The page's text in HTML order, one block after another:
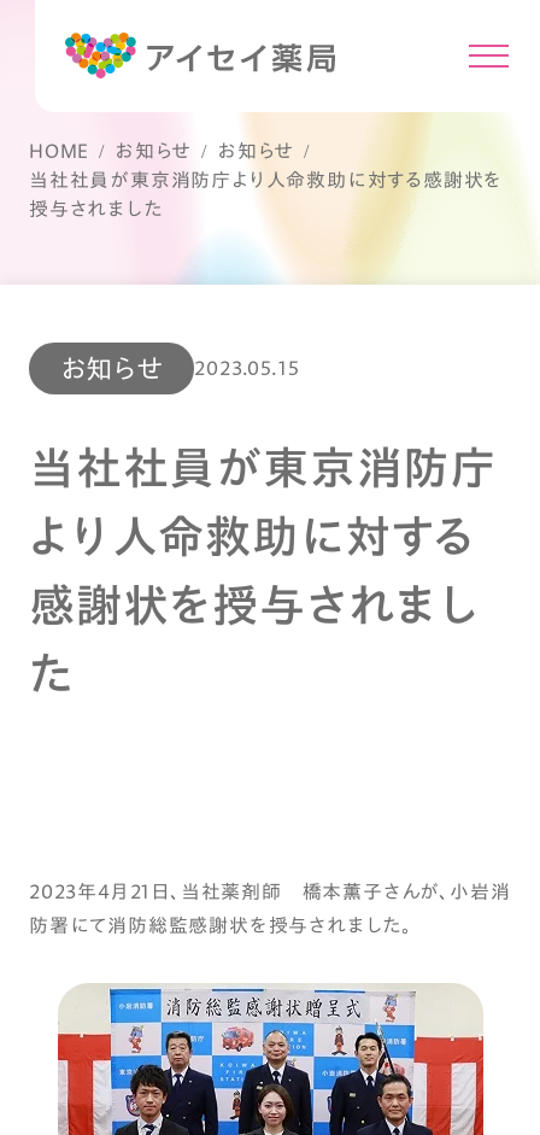
HOME お知らせ
お知らせ
当社社員が東京消防庁より人命救助に対する感謝状を
授与されました
お知らせ 2023.05.15
当社社員が東京消防庁
より人命救助に対する
感謝状を授与されまし
た
2023年４月21日、当社薬剤師 橋本薫子さんが、小岩消
防署にて消防総監感謝状を授与されました。